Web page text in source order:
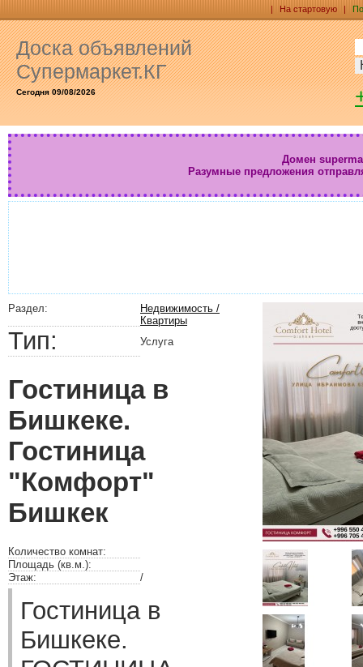
| На стартовую |
Доска объявлений
Супермаркет.КГ
Сегодня 09/08/2026
Домен
Разумные предложения
Раздел:
Недвижимость /
Квартиры
Тип: Услуга
Гостиница в
Бишкеке.
Гостиница
"Комфорт"
Бишкек
Количество комнат:
Площадь (кв.м.):
Этаж:
/
Гостиница в
Бишкеке.